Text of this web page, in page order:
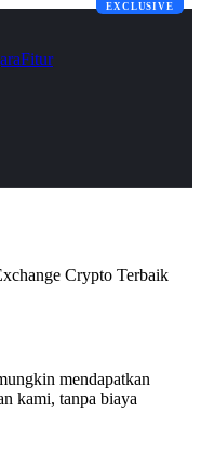
Fitur
Crypto Terbaik
mendapatkan
kami, tanpa biaya
EXCLUSIVE